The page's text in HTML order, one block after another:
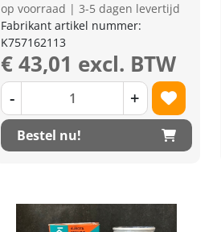
op voorraad | 3-5 dagen levertijd
Fabrikant artikel nummer:
K757162113
€ 43,01 excl. BTW
- +
Bestel nu!